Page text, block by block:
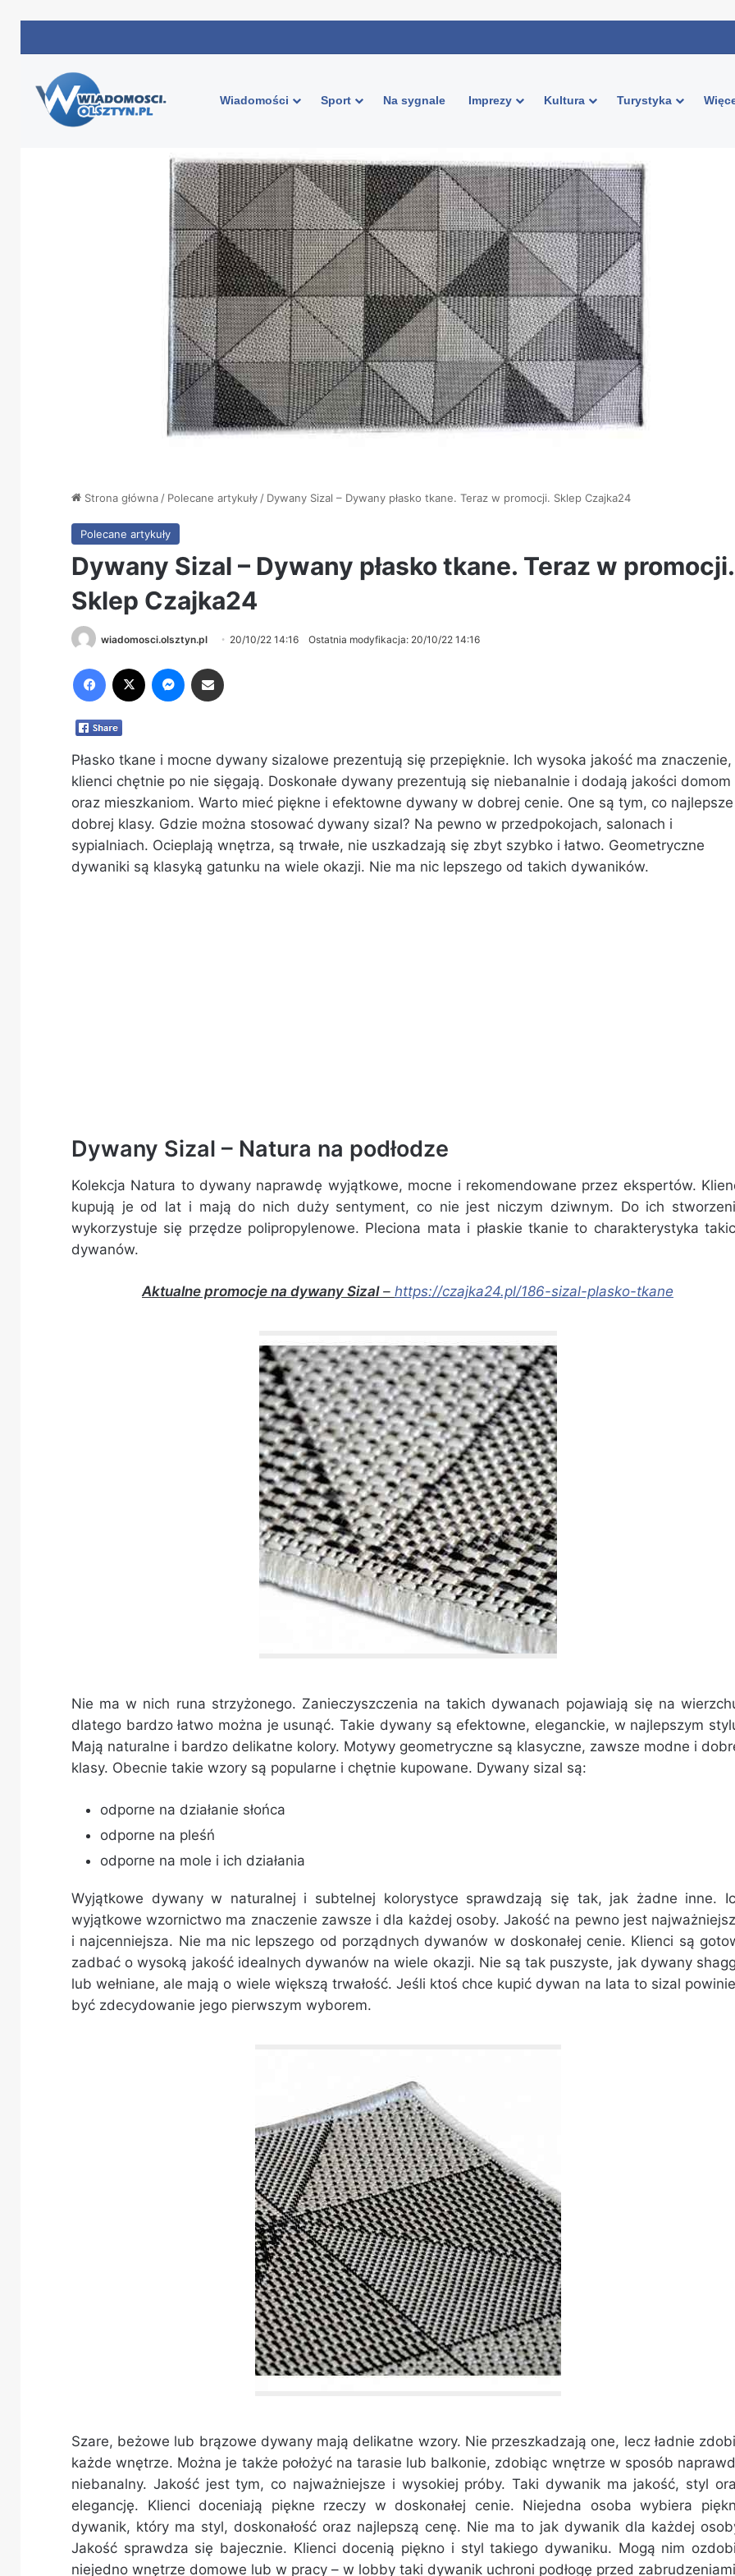
Wiadomości Sport Na sygnale Imprezy Kultura Turystyka
Strona główna / Polecane artykuły / Dywany Sizal – Dywany płasko tkane. Teraz w promocji. Sklep Czajka24
Polecane artykuły
Dywany Sizal – Dywany płasko tkane. Teraz w promocji.
Sklep Czajka24
wiadomosci.olsztyn.pl 20/10/22 14:16 Ostatnia modyfikacja: 20/10/22 14:16
Płasko tkane i mocne dywany sizalowe prezentują się przepięknie. Ich wysoka jakość ma znaczenie,
klienci chętnie po nie sięgają. Doskonałe dywany prezentują się niebanalnie i dodają jakości domom
oraz mieszkaniom. Warto mieć piękne i efektowne dywany w dobrej cenie. One są tym, co
dobrej klasy. Gdzie można stosować dywany sizal? Na pewno w przedpokojach, salonach i
sypialniach. Ocieplają wnętrza, są trwałe, nie uszkadzają się zbyt szybko i łatwo. Geometryczne
dywaniki są klasyką gatunku na wiele okazji. Nie ma nic lepszego od takich dywaników.
Dywany Sizal – Natura na podłodze
Kolekcja Natura to dywany naprawdę wyjątkowe, mocne i rekomendowane przez ekspertów.
kupują je od lat i mają do nich duży sentyment, co nie jest niczym dziwnym. Do ich
wykorzystuje się przędze polipropylenowe. Pleciona mata i płaskie tkanie to charakterystyka
dywanów.
Aktualne promocje na dywany Sizal– https://czajka24.pl/186-sizal-plasko-tkane
Nie ma w nich runa strzyżonego. Zanieczyszczenia na takich dywanach pojawiają się na
dlatego bardzo łatwo można je usunąć. Takie dywany są efektowne, eleganckie, w najlepszym
Mają naturalne i bardzo delikatne kolory. Motywy geometryczne są klasyczne, zawsze modne i
klasy. Obecnie takie wzory są popularne i chętnie kupowane. Dywany sizal są:
odporne na działanie słońca
odporne na pleśń
odporne na mole i ich działania
Wyjątkowe dywany w naturalnej i subtelnej kolorystyce sprawdzają się tak, jak żadne inne.
wyjątkowe wzornictwo ma znaczenie zawsze i dla każdej osoby. Jakość na pewno jest
i najcenniejsza. Nie ma nic lepszego od porządnych dywanów w doskonałej cenie. Klienci są
zadbać o wysoką jakość idealnych dywanów na wiele okazji. Nie są tak puszyste, jak dywany
lub wełniane, ale mają o wiele większą trwałość. Jeśli ktoś chce kupić dywan na lata to sizal
być zdecydowanie jego pierwszym wyborem.
Szare, beżowe lub brązowe dywany mają delikatne wzory. Nie przeszkadzają one, lecz ładnie
każde wnętrze. Można je także położyć na tarasie lub balkonie, zdobiąc wnętrze w sposób
niebanalny. Jakość jest tym, co najważniejsze i wysokiej próby. Taki dywanik ma jakość, styl
elegancję. Klienci doceniają piękne rzeczy w doskonałej cenie. Niejedna osoba wybiera
dywanik, który ma styl, doskonałość oraz najlepszą cenę. Nie ma to jak dywanik dla każdej
Jakość sprawdza się bajecznie. Klienci docenią piękno i styl takiego dywaniku. Mogą nim
niejedno wnętrze domowe lub w pracy – w lobby taki dywanik uchroni podłogę przed